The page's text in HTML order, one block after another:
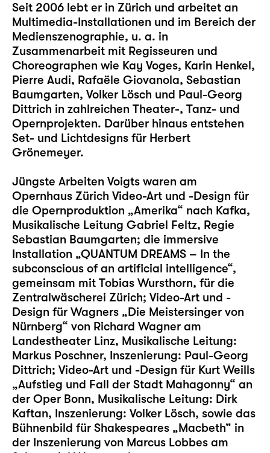
Seit 2006 lebt er in Zürich und arbeitet an
Multimedia-Installationen und im Bereich der
Medienszenographie, u. a. in
Zusammenarbeit mit Regisseuren und
Choreographen wie Kay Voges, Karin Henkel,
Pierre Audi, Rafaële Giovanola, Sebastian
Baumgarten, Volker Lösch und Paul-Georg
Dittrich in zahlreichen Theater-, Tanz- und
Opernprojekten. Darüber hinaus entstehen
Set- und Lichtdesigns für Herbert
Grönemeyer.
Jüngste Arbeiten Voigts waren am
Opernhaus Zürich Video-Art und -Design für
die Opernproduktion „Amerika“ nach Kafka,
Musikalische Leitung Gabriel Feltz, Regie
Sebastian Baumgarten; die immersive
Installation „QUANTUM DREAMS – In the
subconscious of an artificial intelligence“,
gemeinsam mit Tobias Wursthorn, für die
Zentralwäscherei Zürich; Video-Art und -
Design für Wagners „Die Meistersinger von
Nürnberg“ von Richard Wagner am
Landestheater Linz, Musikalische Leitung:
Markus Poschner, Inszenierung: Paul-Georg
Dittrich; Video-Art und -Design für Kurt Weills
„Aufstieg und Fall der Stadt Mahagonny“ an
der Oper Bonn, Musikalische Leitung: Dirk
Kaftan, Inszenierung: Volker Lösch, sowie das
Bühnenbild für Shakespeares „Macbeth“ in
der Inszenierung von Marcus Lobbes am